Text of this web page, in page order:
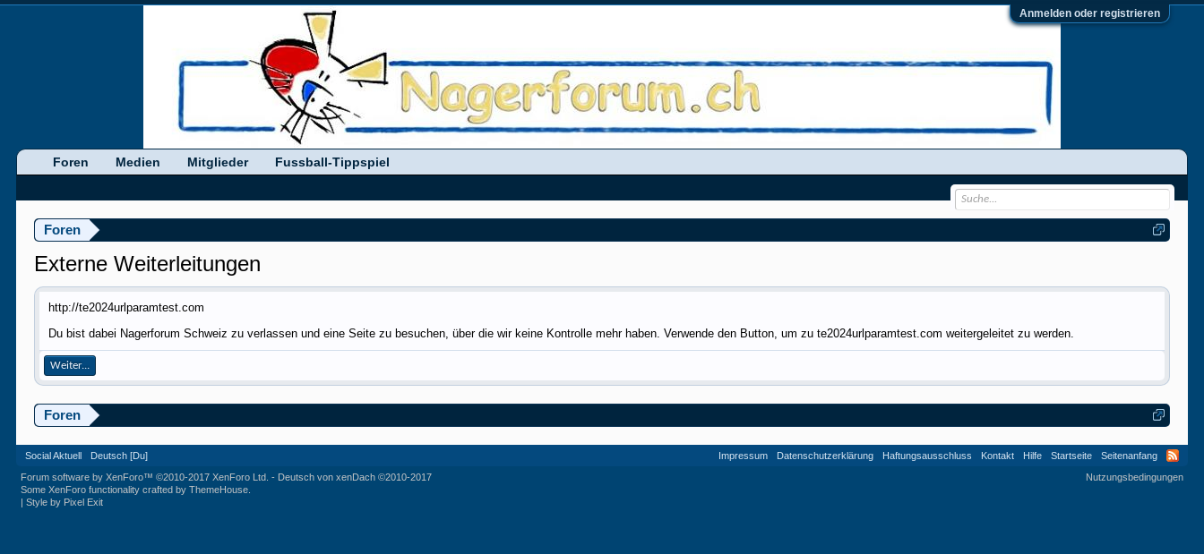
Anmelden oder registrieren
Foren
Externe Weiterleitungen
http://te2024urlparamtest.com
Du bist dabei Nagerforum Schweiz zu verlassen und eine Seite zu besuchen, über die wir keine Kontrolle mehr haben. Verwende den Button, um zu te2024urlparamtest.com weitergeleitet zu werden.
Weiter...
Foren
Foren Medien Mitglieder Fussball-Tippspiel
Social Aktuell Deutsch [Du] Impressum Datenschutzerklärung Haftungsausschluss Kontakt Hilfe Startseite
Seitenanfang
Nutzungsbedingungen
Forum software by XenForo™©2010-2017 XenForo Ltd. - Deutsch von xenDach©2010-2017
Some XenForo functionality crafted byThemeHouse
|Style by Pixel Exit